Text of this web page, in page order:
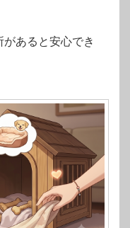
あると安心でき